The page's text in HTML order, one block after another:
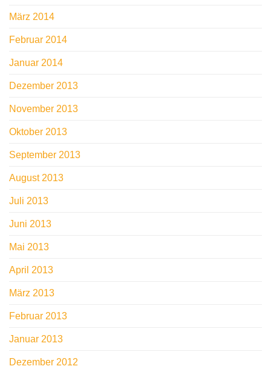
März 2014
Februar 2014
Januar 2014
Dezember 2013
November 2013
Oktober 2013
September 2013
August 2013
Juli 2013
Juni 2013
Mai 2013
April 2013
März 2013
Februar 2013
Januar 2013
Dezember 2012